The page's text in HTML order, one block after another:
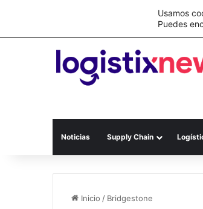
Nueva Ley Aduanera
Noticias Supply Chain
Inicio / Bridgestone
Usamos
Puedes